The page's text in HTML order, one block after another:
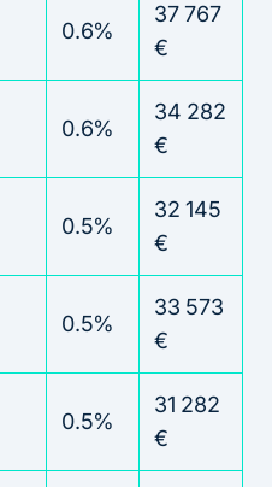
0.6%
37 767
€
0.6%
34 282
€
0.5%
32 145
€
0.5%
33 573
€
0.5%
31 282
€